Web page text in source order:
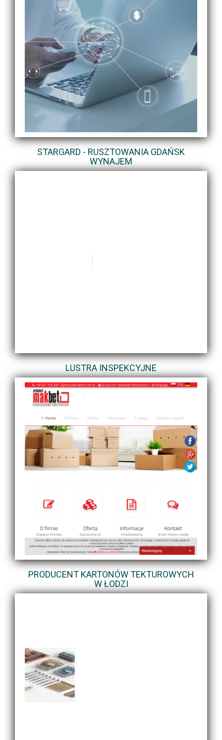
STARGARD - RUSZTOWANIA GDAŃSK
WYNAJEM
LUSTRA INSPEKCYJNE
PRODUCENT KARTONÓW TEKTUROWYCH
W ŁODZI